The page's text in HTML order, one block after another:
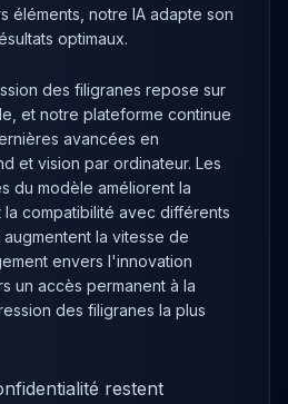
éléments, notre IA adapte son
optimaux.
des filigranes repose sur
et notre plateforme continue
avancées en
et vision par ordinateur. Les
du modèle améliorent la
compatibilité avec différents
la vitesse de
envers l'innovation
un accès permanent à la
des filigranes la plus
restent